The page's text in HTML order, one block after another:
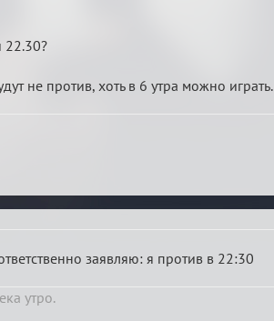
22.30?
не против, хоть в 6 утра можно играть.
заявляю: я против в 22:30
утро.